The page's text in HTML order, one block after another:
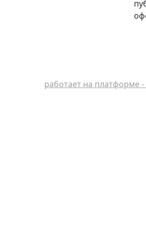
работает на платформе